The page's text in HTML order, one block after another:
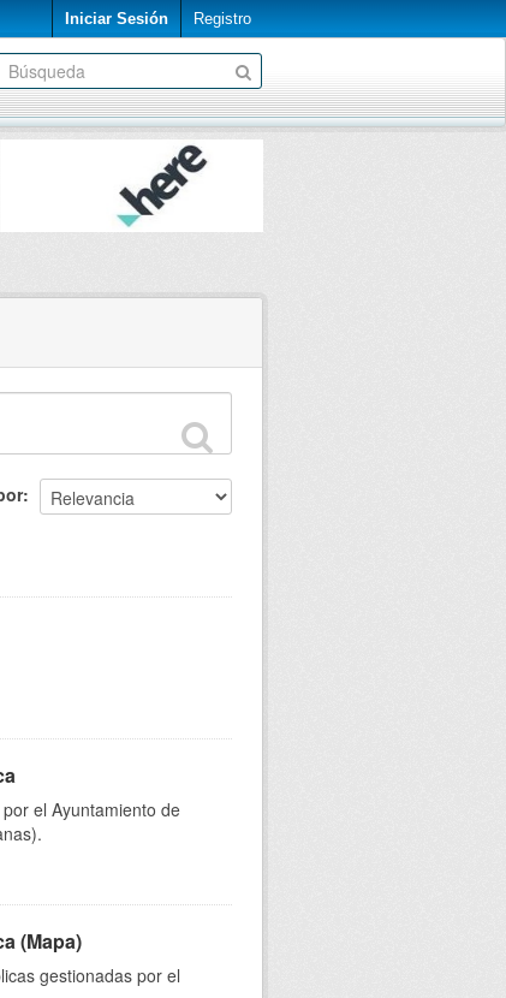
Iniciar Sesión Registro
el Ayuntamiento de
(Mapa)
gestionadas por el